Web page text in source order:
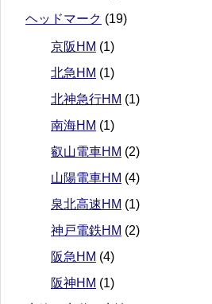
ヘッドマーク (19)
京阪HM (1)
北急HM (1)
北神急行HM (1)
南海HM (1)
叡山電車HM (2)
山陽電車HM (4)
泉北高速HM (1)
神戸電鉄HM (2)
阪急HM (4)
阪神HM (1)